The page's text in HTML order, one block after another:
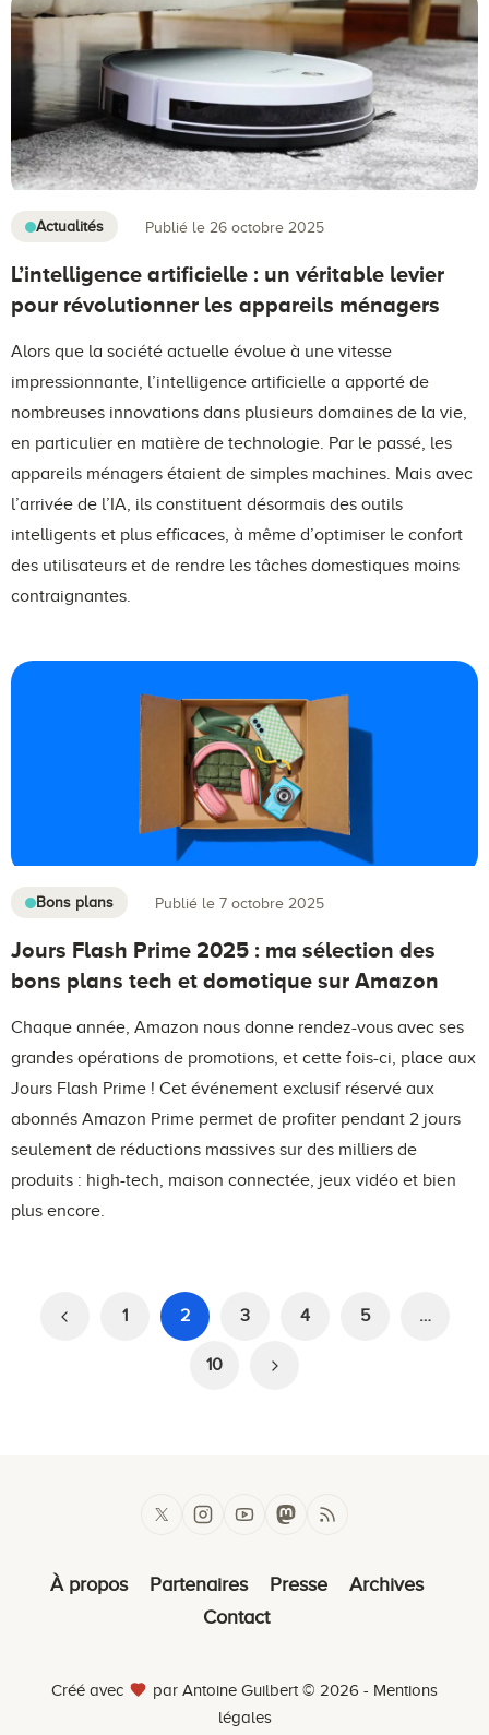
Actualités Publié le 26 octobre 2025
L’intelligence artificielle : un véritable levier
pour révolutionner les appareils ménagers
Alors que la société actuelle évolue à une vitesse
impressionnante, l’intelligence artificielle a apporté de
nombreuses innovations dans plusieurs domaines de la vie,
en particulier en matière de technologie. Par le passé, les
appareils ménagers étaient de simples machines. Mais avec
l’arrivée de l’IA, ils constituent désormais des outils
intelligents et plus efficaces, à même d’optimiser le confort
des utilisateurs et de rendre les tâches domestiques moins
contraignantes.
Bons plans Publié le 7 octobre 2025
Jours Flash Prime 2025 : ma sélection des
bons plans tech et domotique sur Amazon
Chaque année, Amazon nous donne rendez-vous avec ses
grandes opérations de promotions, et cette fois-ci, place aux
Jours Flash Prime ! Cet événement exclusif réservé aux
abonnés Amazon Prime permet de profiter pendant 2 jours
seulement de réductions massives sur des milliers de
produits : high-tech, maison connectée, jeux vidéo et bien
plus encore.
1 2 3 4 5 …
10
À propos Partenaires Presse
Archives
Contact
Créé avec par Antoine Guilbert © 2026 - Mentions
légales